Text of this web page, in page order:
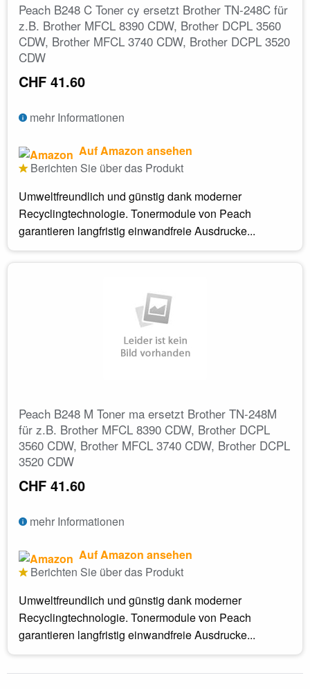
Peach B248 C Toner cy ersetzt Brother TN-248C für
z.B. Brother MFCL 8390 CDW, Brother DCPL 3560
CDW, Brother MFCL 3740 CDW, Brother DCPL 3520
CDW
CHF 41.60
mehr Informationen
Auf Amazon ansehen
Berichten Sie über das Produkt
Umweltfreundlich und günstig dank moderner
Recyclingtechnologie. Tonermodule von Peach
garantieren langfristig einwandfreie Ausdrucke...
Peach B248 M Toner ma ersetzt Brother TN-248M
für z.B. Brother MFCL 8390 CDW, Brother DCPL
3560 CDW, Brother MFCL 3740 CDW, Brother DCPL
3520 CDW
CHF 41.60
mehr Informationen
Auf Amazon ansehen
Berichten Sie über das Produkt
Umweltfreundlich und günstig dank moderner
Recyclingtechnologie. Tonermodule von Peach
garantieren langfristig einwandfreie Ausdrucke...